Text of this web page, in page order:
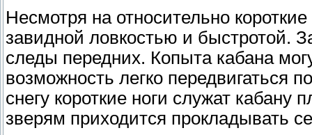
Несмотря на относительно
завидной ловкостью и быстротой.
следы передних. Копыта кабана
возможность легко передвигаться
снегу короткие ноги служат
зверям приходится прокладывать